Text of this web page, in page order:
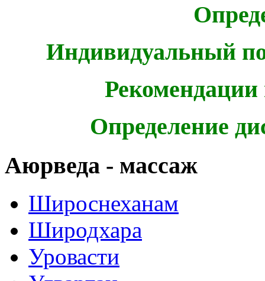
Индивидуальный
Определение
Аюрведа - массаж
Широснеханам
Широдхара
Уровасти